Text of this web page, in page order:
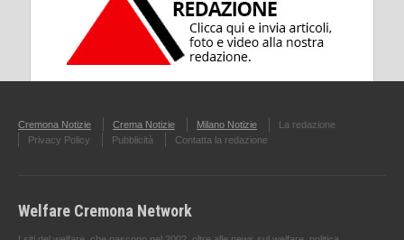
Cremona Notizie Crema Notizie Milano Notizie
La redazione
Privacy Policy
Pubblicità Contatta la redazione
Welfare Cremona Network